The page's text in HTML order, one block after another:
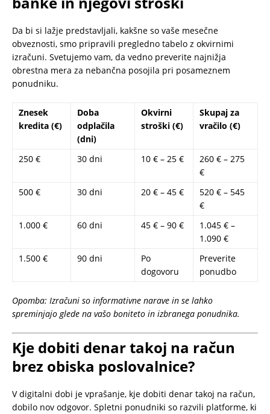
Da bi si lažje predstavljali, kakšne so vaše mesečne
obveznosti, smo pripravili pregledno tabelo z okvirnimi
izračuni. Svetujemo vam, da vedno preverite najnižja
obrestna mera za nebančna posojila pri posameznem
ponudniku.
Znesek
kredita (€)
Doba
odplačila
(dni)
Okvirni
stroški (€)
Skupaj za
vračilo (€)
250 € 30 dni 10 € – 25 €
260 € – 275
€
500 €
30 dni 20 € – 45 €
520 € – 545
€
1.000 €
60 dni 45 € – 90 €
1.045 € –
1.090 €
1.500 €
90 dni
Po
dogovoru
Preverite
ponudbo
Opomba: Izračuni so informativne narave in se lahko
spreminjajo glede na vašo boniteto in izbranega ponudnika.
Kje dobiti denar takoj na račun
brez obiska poslovalnice?
V digitalni dobi je vprašanje, kje dobiti denar takoj na račun,
dobilo nov odgovor. Spletni ponudniki so razvili platforme, ki